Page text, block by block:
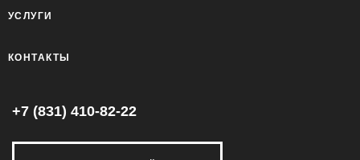
УСЛУГИ
КОНТАКТЫ
+7 (831) 410-82-22